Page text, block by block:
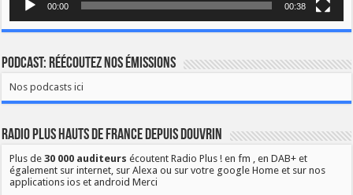
00:00 00:38
Podcast: Réécoutez nos émissions
Nos podcasts ici
Radio Plus Hauts de France depuis Douvrin
Plus de30 000 auditeurs écoutent Radio Plus ! en fm , en DAB+ et
également sur internet, sur Alexa ou sur votre google Home et sur nos
applications ios et android Merci